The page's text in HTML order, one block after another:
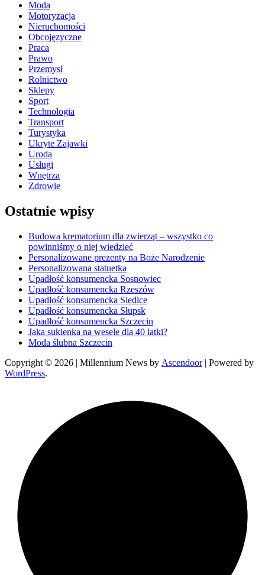
Moda
Motoryzacja
Nieruchomości
Obcojęzyczne
Praca
Prawo
Przemysł
Rolnictwo
Sklepy
Sport
Technologia
Transport
Turystyka
Ukryte Zajawki
Uroda
Usługi
Wnętrza
Zdrowie
Ostatnie wpisy
Budowa krematorium dla zwierząt – wszystko co
powinniśmy o niej wiedzieć
Personalizowane prezenty na Boże Narodzenie
Personalizowana statuetka
Upadłość konsumencka Sosnowiec
Upadłość konsumencka Rzeszów
Upadłość konsumencka Siedlce
Upadłość konsumencka Słupsk
Upadłość konsumencka Szczecin
Jaka sukienka na wesele dla 40 latki?
Moda ślubna Szczecin
Copyright © 2026 | Millennium News by Ascendoor| Powered by
WordPress.